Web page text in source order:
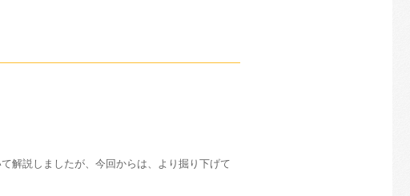
解説しましたが、今回からは、より掘り下げて